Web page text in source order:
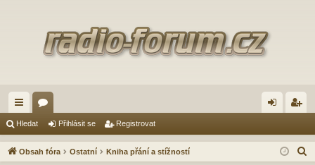
yc
hl a lá ist
Hledat Přihlásit se Registrovat
Obsah fóra Ostatní Kniha přání a stížností